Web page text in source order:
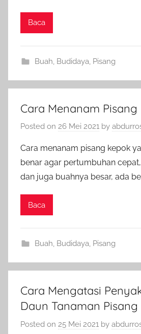
Baca
Buah Budidaya Pisang
Cara Menanam Pisang
Posted on 26 Mei 2021 by
Cara menanam pisang kepok
benar agar pertumbuhan
dan juga buahnya besar, ada
Baca
Buah, Budidaya, Pisang
Cara Mengatasi
Daun Tanaman Pisang
Posted on 25 Mei 2021 by